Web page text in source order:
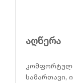
აღწერა
სამართავი,